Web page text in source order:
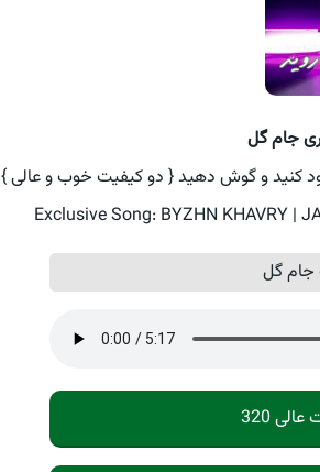
جام گل
کنید و گوش دهید { دو کیفیت خوب و عالی }
Exclusive Song: BYZHN KHAVRY |
جام گل
320